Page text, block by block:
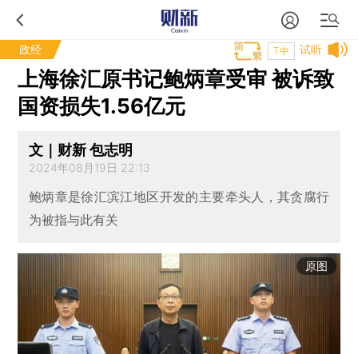
政经 试听
T中
上海徐汇原书记鲍炳章受审 被诉致
国资损失1.56亿元
文｜财新 包志明
2024年08月19日 22:13
鲍炳章是徐汇滨江地区开发的主要牵头人，其贪腐行
为被指与此有关
原图